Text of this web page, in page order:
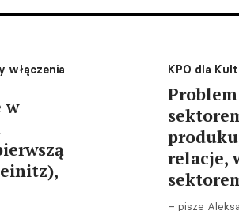
włączenia
w
KPO dla
relacje,
– pisze